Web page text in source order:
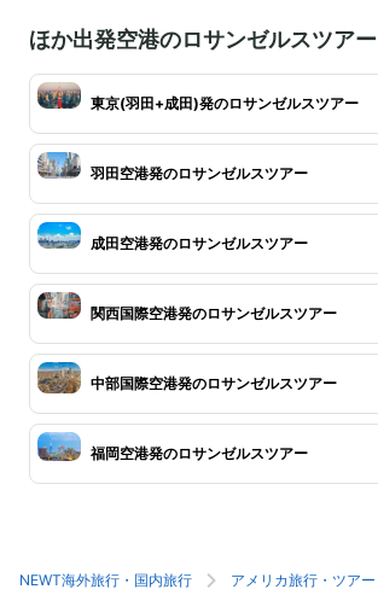
ほか出発空港のロサンゼルスツアー
東京(羽田+成田)発のロサンゼルスツアー
羽田空港発のロサンゼルスツアー
成田空港発のロサンゼルスツアー
関西国際空港発のロサンゼルスツアー
中部国際空港発のロサンゼルスツアー
福岡空港発のロサンゼルスツアー
NEWT海外旅行・国内旅行 アメリカ旅行・ツアー